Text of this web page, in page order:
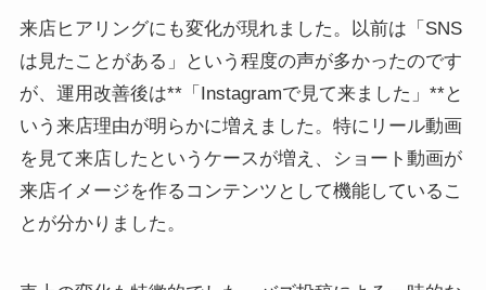
来店ヒアリングにも変化が現れました。以前は「SNS
は見たことがある」という程度の声が多かったのです
が、運用改善後は**「Instagramで見て来ました」**と
いう来店理由が明らかに増えました。特にリール動画
を見て来店したというケースが増え、ショート動画が
来店イメージを作るコンテンツとして機能しているこ
とが分かりました。